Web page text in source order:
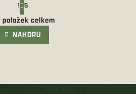
O
v
l
á
í
t
r
á
n
k
í
1 5
položek celkem
NAHORU